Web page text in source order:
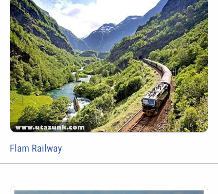
Flam Railway